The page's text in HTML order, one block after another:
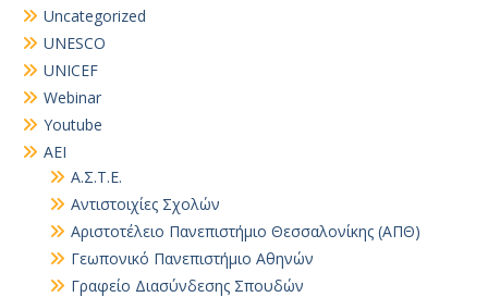
Uncategorized
UNESCO
UNICEF
Webinar
Youtube
ΑΕΙ
Α.Σ.Τ.Ε.
Αντιστοιχίες Σχολών
Αριστοτέλειο Πανεπιστήμιο Θεσσαλονίκης (ΑΠΘ)
Γεωπονικό Πανεπιστήμιο Αθηνών
Γραφείο Διασύνδεσης Σπουδών